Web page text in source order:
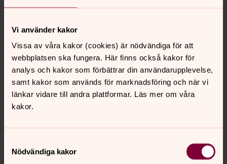
Vi använder kakor
Vissa av våra kakor (cookies) är nödvändiga för att
webbplatsen ska fungera. Här finns också kakor för
analys och kakor som förbättrar din användarupplevelse,
samt kakor som används för marknadsföring och när vi
länkar vidare till andra plattformar. Läs mer om våra
kakor.
Nödvändiga kakor
Sei gegrüßet, Jesu gütig completes the program. A
offers a foil to the late-Romantic Willan that ends
the program. Bach’s strict control of form allows for
immense colour and variation across the eleven
variations ending in an apocalyptic restatement of
the opening theme. Admission 150 kr
Storkyrkan